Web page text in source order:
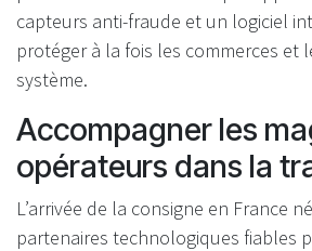
capteurs anti-fraude et un logiciel
protéger à la fois les commerces et
système.
Accompagner les
opérateurs dans la
L’arrivée de la consigne en France
partenaires technologiques fiables